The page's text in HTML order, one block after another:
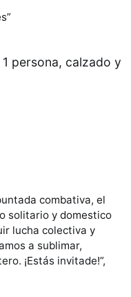
combativa, el
solitario y domestico
lucha colectiva y
a sublimar,
¡Estás invitade!”,